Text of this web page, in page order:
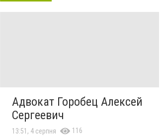
Адвокат Горобец Алексей
Сергеевич
13:51, 4 серпня 116